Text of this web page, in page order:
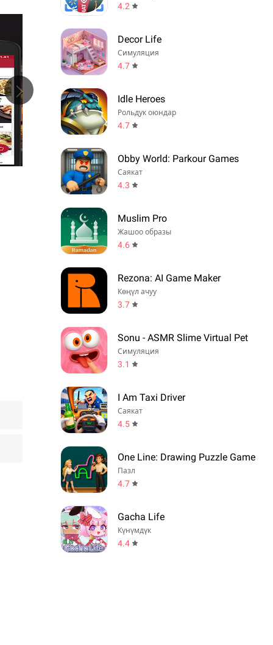
4.2
Decor Life
Симуляция
4.7
Idle Heroes
Рольдук оюндар
4.7
Obby World: Parkour Games
Саякат
4.3
Muslim Pro
Жашоо образы
4.6
Rezona: AI Game Maker
Көңүл ачуу
3.7
Sonu - ASMR Slime Virtual Pet
Симуляция
3.1
I Am Taxi Driver
Саякат
4.5
One Line: Drawing Puzzle Game
Пазл
4.7
Gacha Life
Күнүмдүк
4.4